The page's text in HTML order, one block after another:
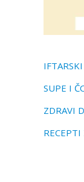
SUPE I
ZDRAVI